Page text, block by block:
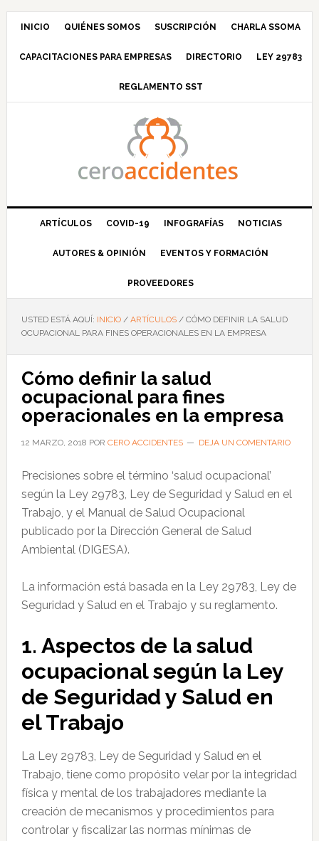
Saltar
navegación
Saltar
principal
Saltar
barra
principal
Saltar
INICIO QUIÉNES SOMOS SUSCRIPCIÓN CHARLA SSOMA
CAPACITACIONES PARA EMPRESAS DIRECTORIO LEY 29783
REGLAMENTO SST
ARTÍCULOS COVID-19 INFOGRAFÍAS NOTICIAS
AUTORES & OPINIÓN EVENTOS Y FORMACIÓN
PROVEEDORES
USTED ESTÁ AQUÍ: INICIO / ARTÍCULOS /CÓMO DEFINIR LA SALUD
OCUPACIONAL PARA FINES OPERACIONALES EN LA EMPRESA
Cómo definir la salud
ocupacional para fines
operacionales en la empresa
12 MARZO, 2018 POR CERO ACCIDENTES DEJA UN COMENTARIO
Precisiones sobre el término ‘salud ocupacional’
según la Ley 29783, Ley de Seguridad y Salud en el
Trabajo, y el Manual de Salud Ocupacional
publicado por la Dirección General de Salud
Ambiental (DIGESA).
La información está basada en la Ley 29783, Ley de
Seguridad y Salud en el Trabajo y su reglamento.
1. Aspectos de la salud
ocupacional según la Ley
de Seguridad y Salud en
el Trabajo
La Ley 29783, Ley de Seguridad y Salud en el
Trabajo, tiene como propósito velar por la integridad
física y mental de los trabajadores mediante la
creación de mecanismos y procedimientos para
controlar y fiscalizar las normas mínimas de